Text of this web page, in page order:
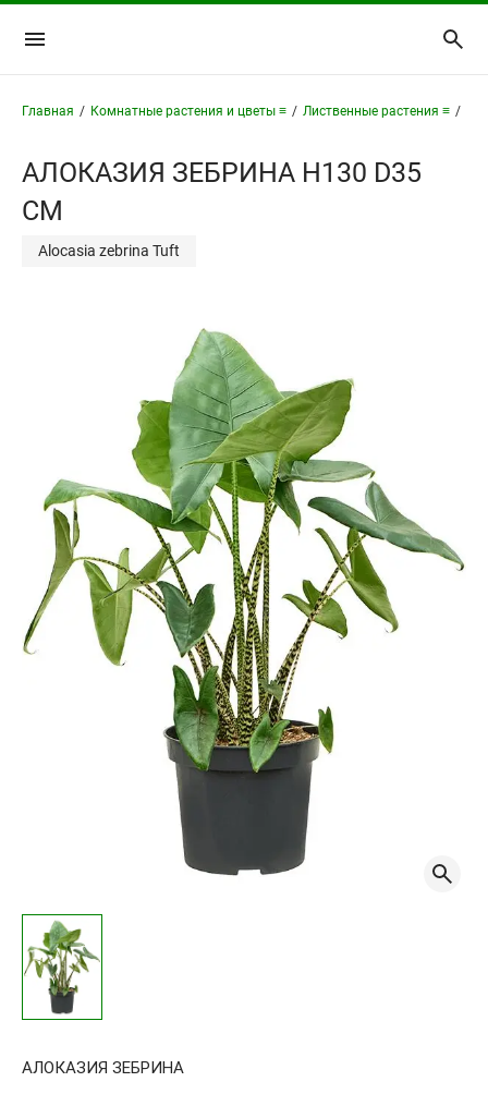
Главная / Комнатные растения и цветы ≡ / Лиственные растения ≡ /
АЛОКАЗИЯ ЗЕБРИНА H130 D35
СМ
Alocasia zebrina Tuft
АЛОКАЗИЯ ЗЕБРИНА